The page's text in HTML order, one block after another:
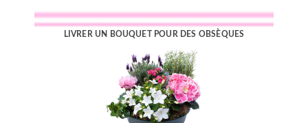
LIVRER UN BOUQUET POUR DES OBSÈQUES